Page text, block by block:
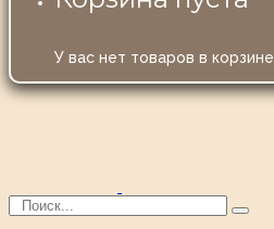
У вас нет товаров в корзине